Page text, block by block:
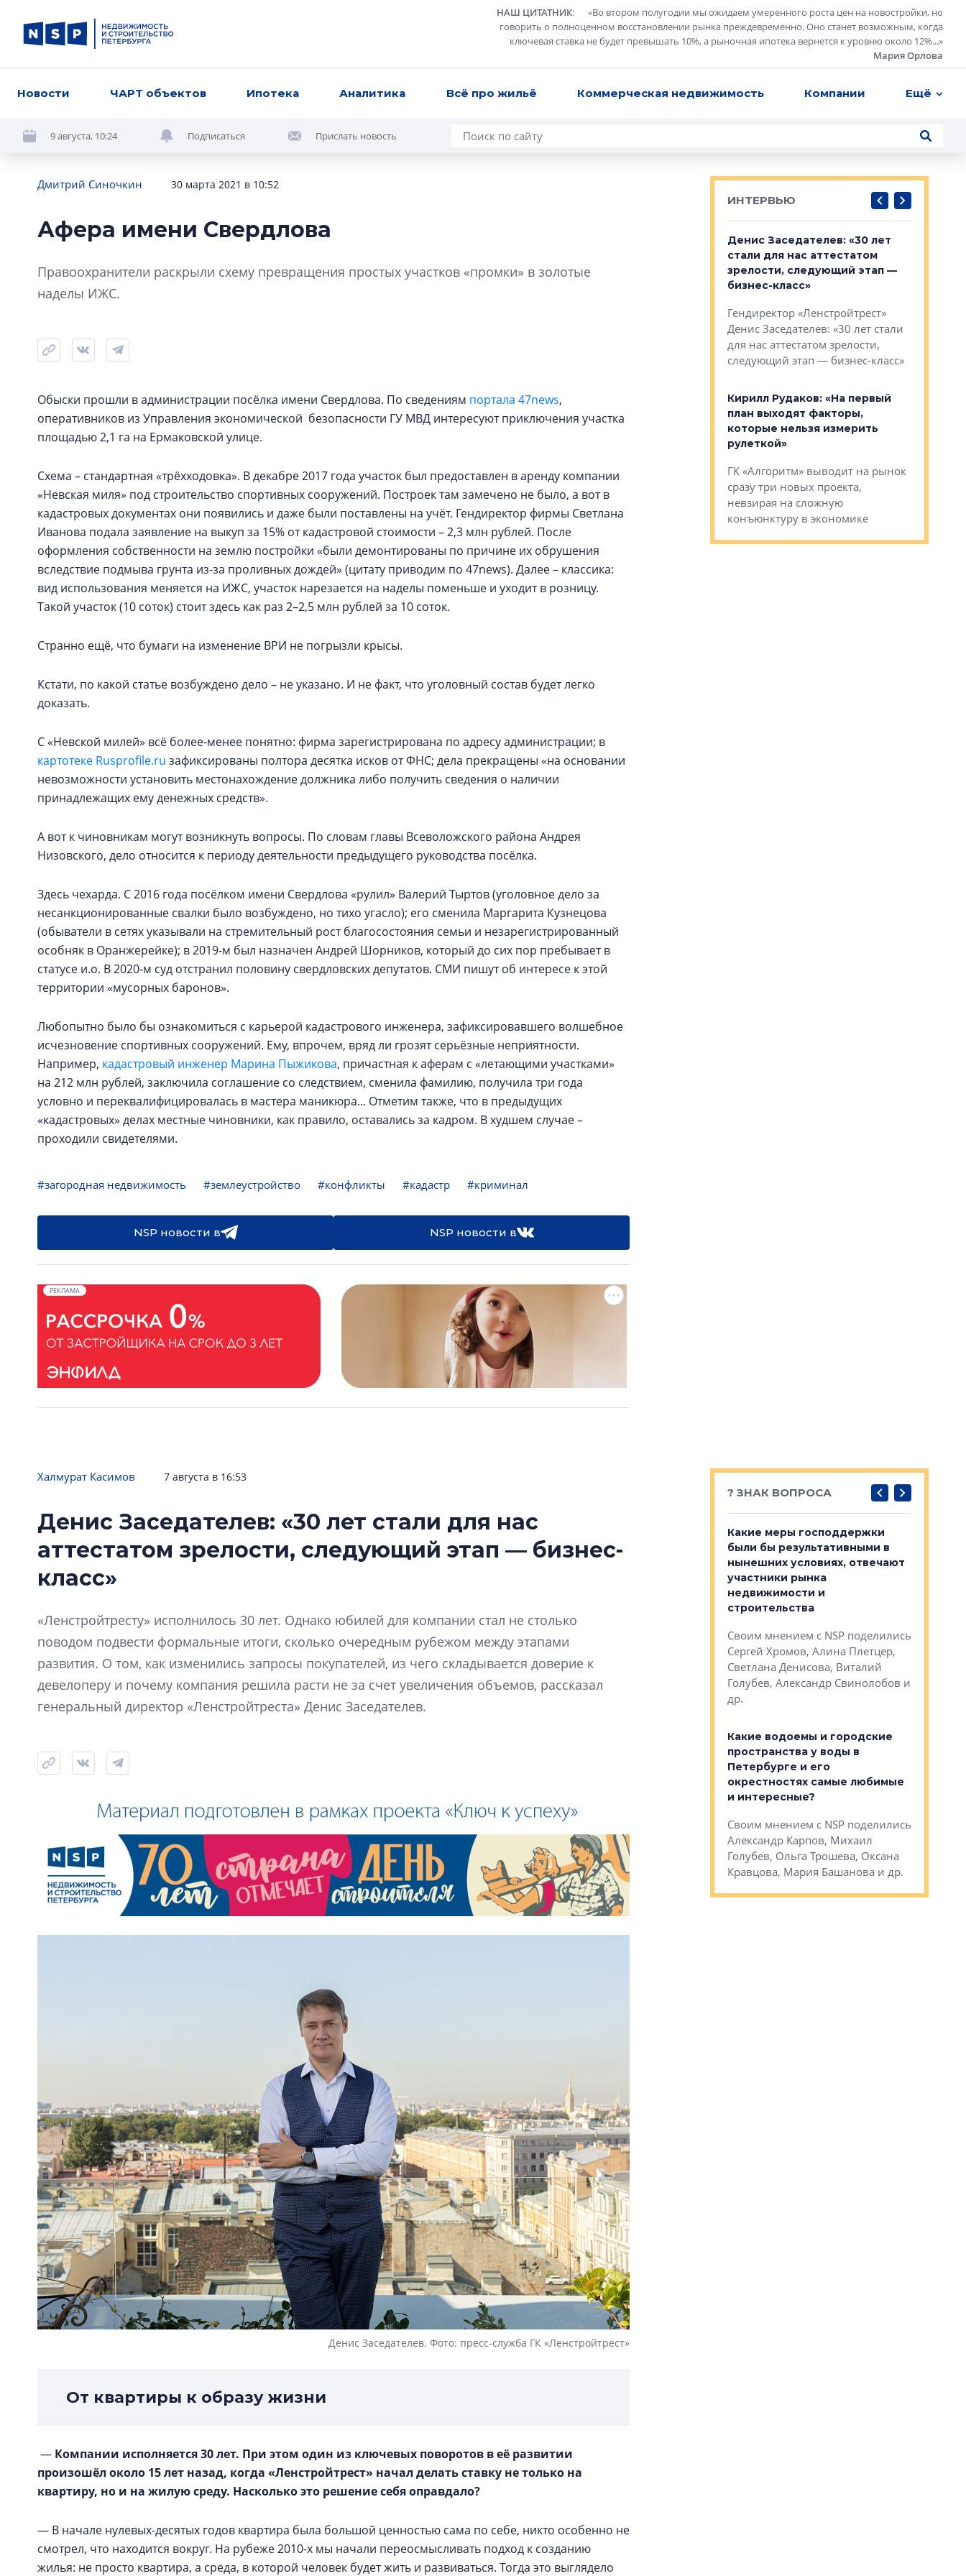
НАШ ЦИТАТНИК: «Во втором полугодии мы ожидаем умеренного роста цен на новостройки, но
говорить о полноценном восстановлении рынка преждевременно. Оно станет возможным, когда
ключевая ставка не будет превышать 10%, а рыночная ипотека вернется к уровню около 12%...»
Мария Орлова
Новости ЧАРТ объектов Ипотека Аналитика Всё про жильё Коммерческая недвижимость Компании Ещё
9 августа, 10:24 Подписаться Прислать новость
Дмитрий Синочкин 30 марта 2021 в 10:52
Афера имени Свердлова
Правоохранители раскрыли схему превращения простых участков «промки» в золотые
наделы ИЖС.
Обыски прошли в администрации посёлка имени Свердлова. По сведениям портала 47news,
оперативников из Управления экономической безопасности ГУ МВД интересуют приключения участка
площадью 2,1 га на Ермаковской улице.
Схема – стандартная «трёхходовка». В декабре 2017 года участок был предоставлен в аренду компании
«Невская миля» под строительство спортивных сооружений. Построек там замечено не было, а вот в
кадастровых документах они появились и даже были поставлены на учёт. Гендиректор фирмы Светлана
Иванова подала заявление на выкуп за 15% от кадастровой стоимости – 2,3 млн рублей. После
оформления собственности на землю постройки «были демонтированы по причине их обрушения
вследствие подмыва грунта из-за проливных дождей» (цитату приводим по 47news). Далее – классика:
вид использования меняется на ИЖС, участок нарезается на наделы поменьше и уходит в розницу.
Такой участок (10 соток) стоит здесь как раз 2–2,5 млн рублей за 10 соток.
Странно ещё, что бумаги на изменение ВРИ не погрызли крысы.
Кстати, по какой статье возбуждено дело – не указано. И не факт, что уголовный состав будет легко
доказать.
С «Невской милей» всё более-менее понятно: фирма зарегистрирована по адресу администрации; в
картотеке Rusprofile.ru зафиксированы полтора десятка исков от ФНС; дела прекращены «на основании
невозможности установить местонахождение должника либо получить сведения о наличии
принадлежащих ему денежных средств».
А вот к чиновникам могут возникнуть вопросы. По словам главы Всеволожского района Андрея
Низовского, дело относится к периоду деятельности предыдущего руководства посёлка.
Здесь чехарда. С 2016 года посёлком имени Свердлова «рулил» Валерий Тыртов (уголовное дело за
несанкционированные свалки было возбуждено, но тихо угасло); его сменила Маргарита Кузнецова
(обыватели в сетях указывали на стремительный рост благосостояния семьи и незарегистрированный
особняк в Оранжерейке); в 2019-м был назначен Андрей Шорников, который до сих пор пребывает в
статусе и.о. В 2020-м суд отстранил половину свердловских депутатов. СМИ пишут об интересе к этой
территории «мусорных баронов».
Любопытно было бы ознакомиться с карьерой кадастрового инженера, зафиксировавшего волшебное
исчезновение спортивных сооружений. Ему, впрочем, вряд ли грозят серьёзные неприятности.
Например, кадастровый инженер Марина Пыжикова, причастная к аферам с «летающими участками»
на 212 млн рублей, заключила соглашение со следствием, сменила фамилию, получила три года
условно и переквалифицировалась в мастера маникюра... Отметим также, что в предыдущих
«кадастровых» делах местные чиновники, как правило, оставались за кадром. В худшем случае –
проходили свидетелями.
#загородная недвижимость #землеустройство #конфликты #кадастр #криминал
NSP новости в NSP новости в
РЕКЛАМА
ИНТЕРВЬЮ
деконструктивизм может
Сергей Софронов: «Хороший
дизайн проявляется в
визуальной чистоте»
жилого проекта: эстетика,
функциональность или
экономика проекта, размышляют
в ГК «ПСК»
Денис Заседателев: «30 лет
стали для нас аттестатом
зрелости, следующий этап —
бизнес-класс»
Гендиректор «Ленстройтрест»
Денис Заседателев: «30 лет стали
для нас аттестатом зрелости,
следующий этап — бизнес-класс»
Кирилл Рудаков: «На первый
план выходят факторы,
которые нельзя измерить
рулеткой»
ГК «Алгоритм» выводит на рынок
сразу три новых проекта,
невзирая на сложную
конъюнктуру в экономике
Халмурат Касимов 7 августа в 16:53
Денис Заседателев: «30 лет стали для нас
аттестатом зрелости, следующий этап — бизнес-
класс»
«Ленстройтресту» исполнилось 30 лет. Однако юбилей для компании стал не столько
поводом подвести формальные итоги, сколько очередным рубежом между этапами
развития. О том, как изменились запросы покупателей, из чего складывается доверие к
девелоперу и почему компания решила расти не за счет увеличения объемов, рассказал
генеральный директор «Ленстройтреста» Денис Заседателев.
Денис Заседателев. Фото: пресс-служба ГК «Ленстройтрест»
От квартиры к образу жизни
— Компании исполняется 30 лет. При этом один из ключевых поворотов в её развитии
произошёл около 15 лет назад, когда «Ленстройтрест» начал делать ставку не только на
квартиру, но и на жилую среду. Насколько это решение себя оправдало?
— В начале нулевых-десятых годов квартира была большой ценностью сама по себе, никто особенно не
смотрел, что находится вокруг. На рубеже 2010-х мы начали переосмысливать подход к созданию
жилья: не просто квартира, а среда, в которой человек будет жить и развиваться. Тогда это выглядело
? ЗНАК ВОПРОСА
вторичкой: что это значит для
рынка? Своим мнением об этом
поделились Ольга Трошева,
Жабин, Светлана Денисова,
Константин Сторожев и другие
Валентина Калинина, Анжелика
Свинолобов, Александр Кравцов,
Кирилл Кудинов и др.
Какие меры господдержки
были бы результативными в
нынешних условиях, отвечают
участники рынка
недвижимости и
строительства
Своим мнением с NSP поделились
Сергей Хромов, Алина Плетцер,
Светлана Денисова, Виталий
Голубев, Александр Свинолобов и
др.
Какие водоемы и городские
пространства у воды в
Петербурге и его
окрестностях самые любимые
и интересные?
Своим мнением с NSP поделились
Александр Карпов, Михаил
Голубев, Ольга Трошева, Оксана
Кравцова, Мария Башанова и др.